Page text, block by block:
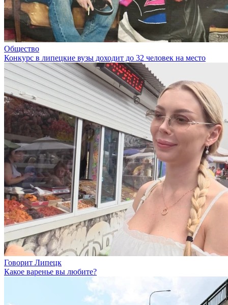
Общество
Конкурс в липецкие вузы доходит до 32 человек на место
Говорит Липецк
Какое варенье вы любите?